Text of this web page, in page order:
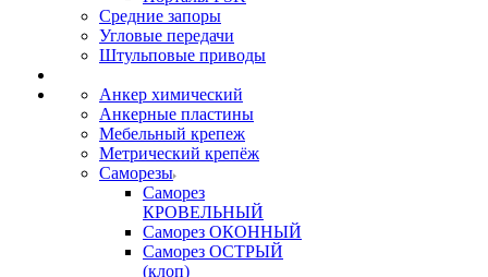
Средние запоры
Угловые передачи
Штульповые приводы
Анкер химический
Анкерные пластины
Мебельный крепеж
Метрический крепёж
Саморезы
Саморез
КРОВЕЛЬНЫЙ
Саморез ОКОННЫЙ
Саморез ОСТРЫЙ
(клоп)